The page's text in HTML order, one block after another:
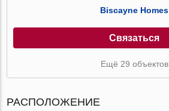
Biscayne Homes
Связаться
Ещё 29 объектов
РАСПОЛОЖЕНИЕ